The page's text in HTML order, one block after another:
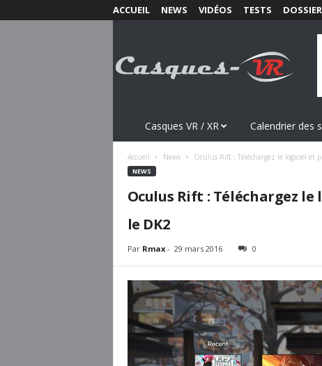
ACCUEIL NEWS VIDÉOS TESTS
s
Casques VR / XR Calendrier des
Accueil News Oculus Rift : Téléchargez le logiciel et
NEWS
Oculus Rift : Téléchargez
le DK2
Par Rmax- 29 mars 2016 0